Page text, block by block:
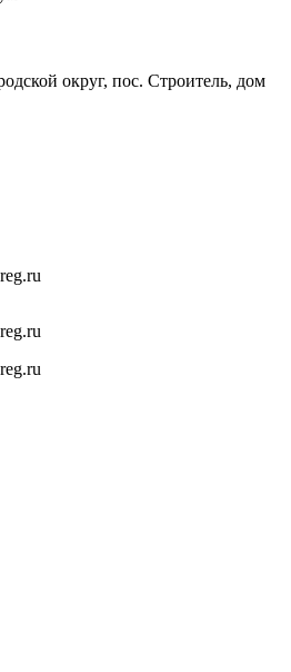
округ, пос. Строитель, дом